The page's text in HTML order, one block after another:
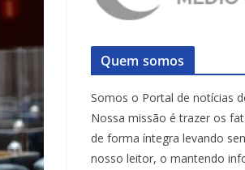
Quem somos
Somos o Portal de notícias
Nossa missão é trazer os
de forma íntegra levando
nosso leitor, o mantendo